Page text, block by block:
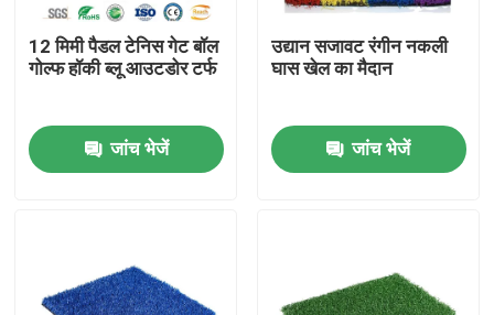
उत्पादों
12 मिमी पैडल टेनिस गेट बॉल
गोल्फ हॉकी ब्लू आउटडोर टर्फ
जांच भेजें
उद्यान सजावट रंगीन नकली
घास खेल का मैदान
जांच भेजें